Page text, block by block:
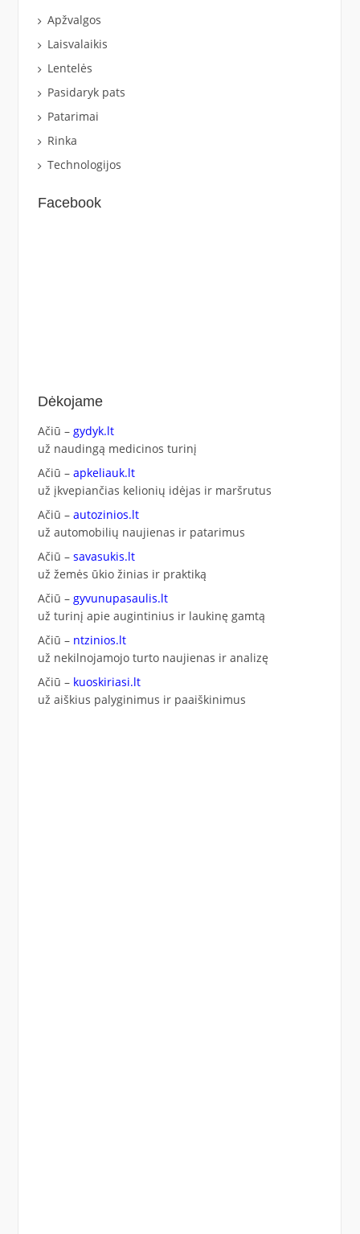
Apžvalgos
Laisvalaikis
Lentelės
Pasidaryk pats
Patarimai
Rinka
Technologijos
Facebook
Dėkojame
Ačiū – gydyk.lt
už naudingą medicinos turinį
Ačiū – apkeliauk.lt
už įkvepiančias kelionių idėjas ir maršrutus
Ačiū – autozinios.lt
už automobilių naujienas ir patarimus
Ačiū – savasukis.lt
už žemės ūkio žinias ir praktiką
Ačiū – gyvunupasaulis.lt
už turinį apie augintinius ir laukinę gamtą
Ačiū – ntzinios.lt
už nekilnojamojo turto naujienas ir analizę
Ačiū – kuoskiriasi.lt
už aiškius palyginimus ir paaiškinimus